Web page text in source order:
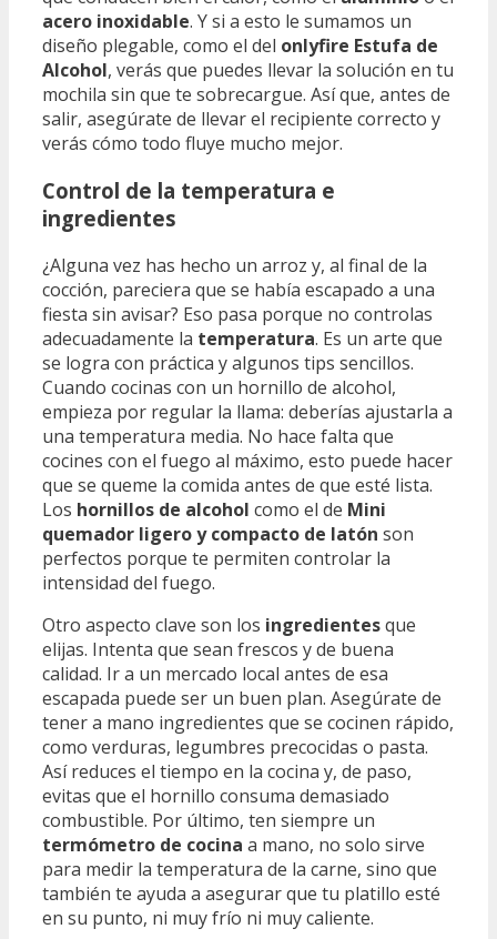
acero inoxidable. Y si a esto le sumamos un
diseño plegable, como el del onlyfire Estufa de
Alcohol, verás que puedes llevar la solución en tu
mochila sin que te sobrecargue. Así que, antes de
salir, asegúrate de llevar el recipiente correcto y
verás cómo todo fluye mucho mejor.
Control de la temperatura e
ingredientes
¿Alguna vez has hecho un arroz y, al final de la
cocción, pareciera que se había escapado a una
fiesta sin avisar? Eso pasa porque no controlas
adecuadamente la temperatura. Es un arte que
se logra con práctica y algunos tips sencillos.
Cuando cocinas con un hornillo de alcohol,
empieza por regular la llama: deberías ajustarla a
una temperatura media. No hace falta que
cocines con el fuego al máximo, esto puede hacer
que se queme la comida antes de que esté lista.
Los hornillos de alcohol como el de Mini
quemador ligero y compacto de latón son
perfectos porque te permiten controlar la
intensidad del fuego.
Otro aspecto clave son los ingredientesque
elijas. Intenta que sean frescos y de buena
calidad. Ir a un mercado local antes de esa
escapada puede ser un buen plan. Asegúrate de
tener a mano ingredientes que se cocinen rápido,
como verduras, legumbres precocidas o pasta.
Así reduces el tiempo en la cocina y, de paso,
evitas que el hornillo consuma demasiado
combustible. Por último, ten siempre un
termómetro de cocina a mano, no solo sirve
para medir la temperatura de la carne, sino que
también te ayuda a asegurar que tu platillo esté
en su punto, ni muy frío ni muy caliente.